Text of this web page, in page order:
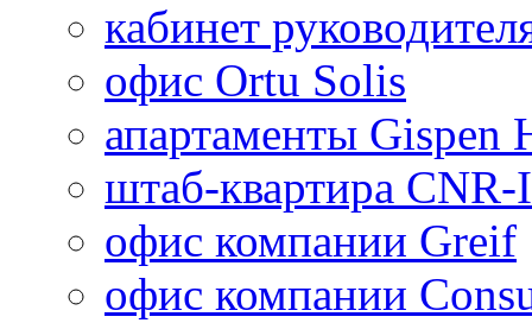
кабинет
офис Ortu Solis
апартаменты Gispen
штаб-квартира CNR-
офис компании Greif
офис компании